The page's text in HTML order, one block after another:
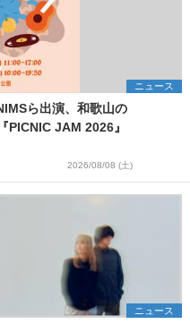
ニュース
ら出演、和歌山の
PICNIC JAM 2026』
2026/08/08 (土)
ニュース